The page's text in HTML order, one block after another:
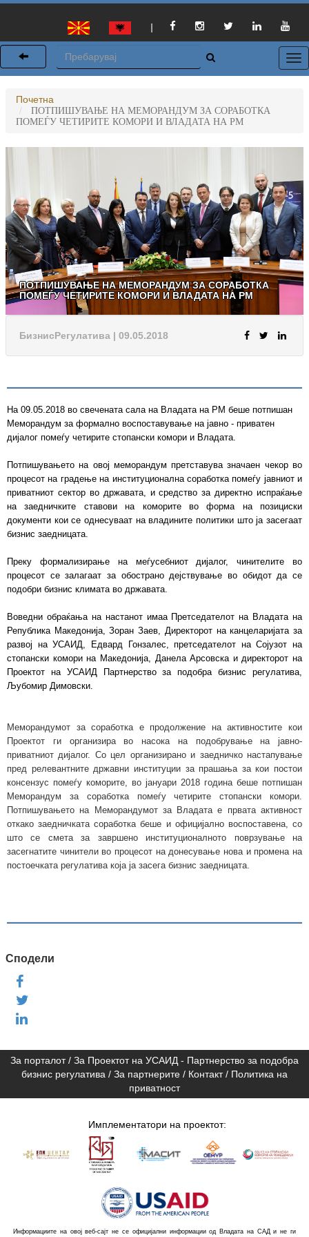
|
Почетна
ПОТПИШУВАЊЕ НА МЕМОРАНДУМ ЗА СОРАБОТКА
ПОМЕЃУ ЧЕТИРИТЕ КОМОРИ И ВЛАДАТА НА РМ
ПОТПИШУВАЊЕ НА МЕМОРАНДУМ ЗА СОРАБОТКА
ПОМЕЃУ ЧЕТИРИТЕ КОМОРИ И ВЛАДАТА НА РМ
БизнисРегулатива | 09.05.2018
На 09.05.2018 во свечената сала на Владата на РМ беше потпишан
Меморандум за формално воспоставување на јавно - приватен
дијалог помеѓу четирите стопански комори и Владата.
Потпишувањето на овој меморандум претставува значаен чекор во
процесот на градење на институционална соработка помеѓу јавниот и
приватниот сектор во државата, и средство за директно испраќање
на заедничките ставови на коморите во форма на позициски
документи кои се однесуваат на владините политики што ја засегаат
бизнис заедницата.
Преку формализирање на меѓусебниот дијалог, чинителите во
процесот се залагаат за обострано дејствување во обидот да се
подобри бизнис климата во државата.
Bоведни обраќања на настанот имаа Претседателот на Владата на
Република Македонија, Зоран Заев, Директорот на канцеларијата за
развој на УСАИД, Едвард Гонзалес, претседателот на Сојузот на
стопански комори на Македонија, Данела Арсовска и директорот на
Проектот на УСАИД Партнерство за подобра бизнис регулатива,
Љубомир Димовски.
Меморандумот за соработка е продолжение на активностите кои
Проектот ги организира во насока на подобрување на јавно-
приватниот дијалог. Со цел организирано и заедничко настапување
пред релевантните државни институции за прашања за кои постои
консензус помеѓу коморите, во јануари 2018 година беше потпишан
Меморандум за соработка помеѓу четирите стопански комори.
Потпишувањето на Меморандумот за Владата е првата активност
откако заедничката соработка беше и официјално воспоставена, со
што се смета за завршено институционалното поврзување на
засегнатите чинители во процесот на донесување нова и промена на
постоечката регулатива која ја засега бизнис заедницата.
Сподели
За порталот / За Проектот на УСАИД - Партнерство за подобра
бизнис регулатива / За партнерите / Контакт / Политика на
приватност
Имплементатори на проектот:
Информациите на овој веб-сајт не се официјални информации од Владата на САД и не ги